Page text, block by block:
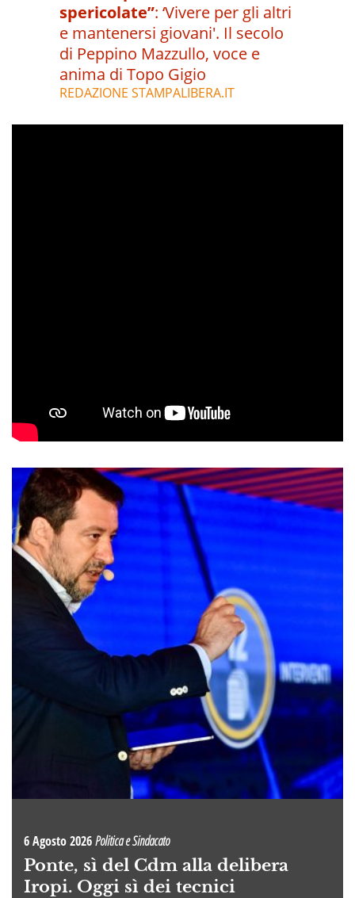
spericolate”: ‘Vivere per gli altri
e mantenersi giovani'. Il secolo
di Peppino Mazzullo, voce e
anima di Topo Gigio
REDAZIONE STAMPALIBERA.IT
6 Agosto 2026Politica e Sindacato
Ponte, sì del Cdm alla delibera
Iropi. Oggi sì dei tecnici